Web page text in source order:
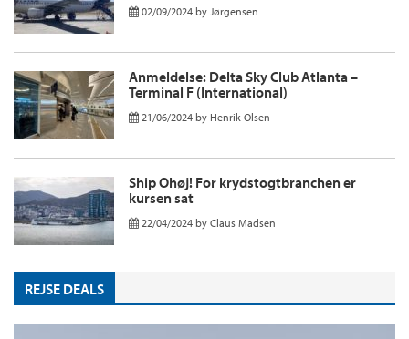
02/09/2024 by Jørgensen
Anmeldelse: Delta Sky Club Atlanta –
Terminal F (International)
21/06/2024 by Henrik Olsen
Ship Ohøj! For krydstogtbranchen er
kursen sat
22/04/2024 by Claus Madsen
REJSE DEALS